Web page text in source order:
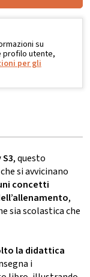
su
profilo utente,
per gli
, questo
si avvicinano
concetti
,
sia scolastica che
la didattica
i